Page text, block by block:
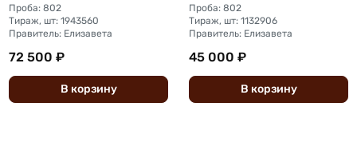
Проба: 802
Тираж, шт: 1943560
Правитель: Елизавета
72 500 ₽
В корзину
Проба: 802
Тираж, шт: 1132906
Правитель: Елизавета
45 000 ₽
В корзину